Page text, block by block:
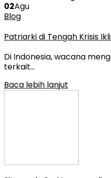
02Agu
Blog
Patriarki di Tengah Krisis
Di Indonesia, wacana
terkait…
Baca lebih lanjut